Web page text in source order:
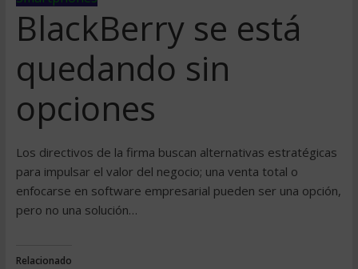
BlackBerry se está
quedando sin
opciones
Los directivos de la firma buscan alternativas estratégicas
para impulsar el valor del negocio; una venta total o
enfocarse en software empresarial pueden ser una opción,
pero no una solución…
Relacionado